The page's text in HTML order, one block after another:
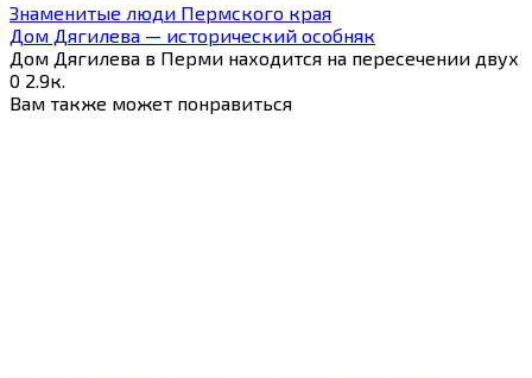
Знаменитые люди Пермского края
Дом Дягилева — исторический особняк
Дом Дягилева в Перми находится на пересечении двух
0 2.9к.
Вам также может понравиться